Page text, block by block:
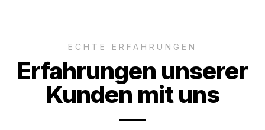
ECHTE ERFAHRUNGEN
Erfahrungen unserer
Kunden mit uns